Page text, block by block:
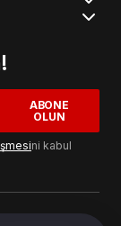
ABONE
OLUN
ni kabul